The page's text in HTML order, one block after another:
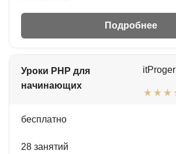
Подробнее
Уроки PHP для
начинающих
itProger
бесплатно
28 занятий